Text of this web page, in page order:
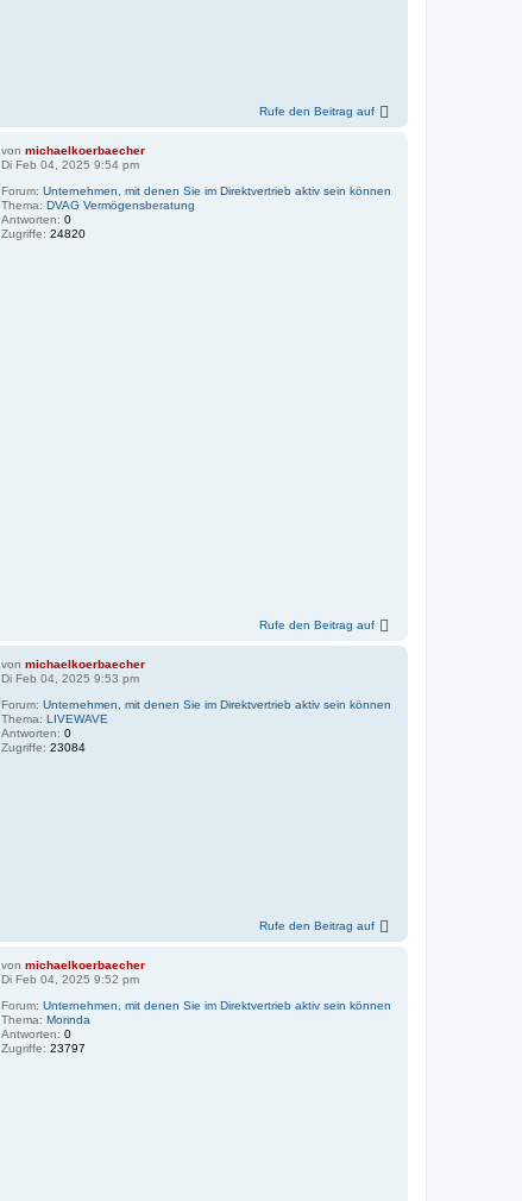
Rufe den Beitrag auf
vonmichaelkoerbaecher
Di Feb 04, 2025 9:54 pm
Forum:Unternehmen, mit denen Sie im Direktvertrieb aktiv sein können
Thema:DVAG Vermögensberatung‎
Antworten:0
Zugriffe:24820
Rufe den Beitrag auf
vonmichaelkoerbaecher
Di Feb 04, 2025 9:53 pm
Forum:Unternehmen, mit denen Sie im Direktvertrieb aktiv sein können
Thema:LIVEWAVE
Antworten:0
Zugriffe:23084
Rufe den Beitrag auf
vonmichaelkoerbaecher
Di Feb 04, 2025 9:52 pm
Forum:Unternehmen, mit denen Sie im Direktvertrieb aktiv sein können
Thema:Morinda
Antworten:0
Zugriffe:23797